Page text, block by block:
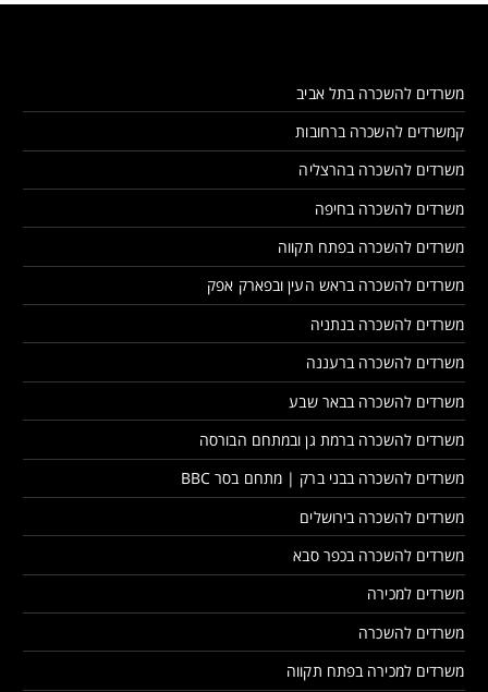
משרדים להשכרה בתל אביב
קמשרדים להשכרה ברחובות
משרדים להשכרה בהרצליה
משרדים להשכרה בחיפה
משרדים להשכרה בפתח תקווה
משרדים להשכרה בראש העין ובפארק אפק
משרדים להשכרה בנתניה
משרדים להשכרה ברעננה
משרדים להשכרה בבאר שבע
משרדים להשכרה ברמת גן ובמתחם הבורסה
משרדים להשכרה בבני ברק | מתחם בסר BBC
משרדים להשכרה בירושלים
משרדים להשכרה בכפר סבא
משרדים למכירה
משרדים להשכרה
משרדים למכירה בפתח תקווה